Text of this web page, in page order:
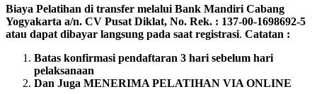
Biaya Pelatihan di transfer melalui Bank Mandiri Cabang
Yogyakarta a/n. CV Pusat Diklat, No. Rek. : 137-00-1698692-5
atau dapat dibayar langsung pada saat registrasi. Catatan :
Batas konfirmasi pendaftaran 3 hari sebelum hari
pelaksanaan
Dan Juga MENERIMA PELATIHAN VIA ONLINE